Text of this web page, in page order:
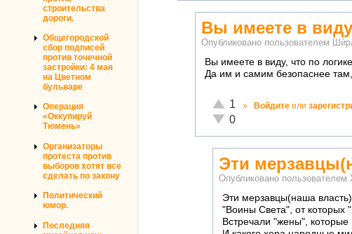
строительства
дороги.
Общегородской
сбор подписей
против точечной
застройки: 4 мая
на Цветном
бульваре
Операция
«Оккупируй
Тюмень»
Организаторы
протеста против
выборов хотят все
сделать по закону
Политический
юмор.
Последняя
Вы имеете в
Опубликовано пользователем
Вы имеете в виду, что по
Да им и самим безопаснее
Отлично!
1
Неадекватно!
0
» Войдите или
Эти
Опубликовано пользователем
Эти мерзавцы(наша
"Воины Света", от которых
Встречали "жены", которые